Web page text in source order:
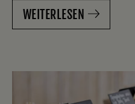
WEITERLESEN